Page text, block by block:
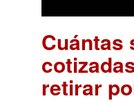
Cuántas
retirar